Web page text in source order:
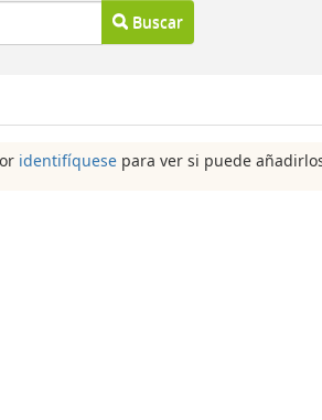
Buscar
identifíquese para ver si puede